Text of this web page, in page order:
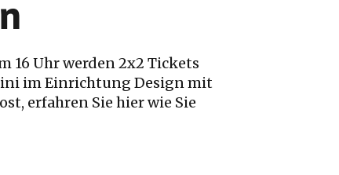
16 Uhr werden 2x2 Tickets
im Einrichtung Design mit
erfahren Sie hier wie Sie